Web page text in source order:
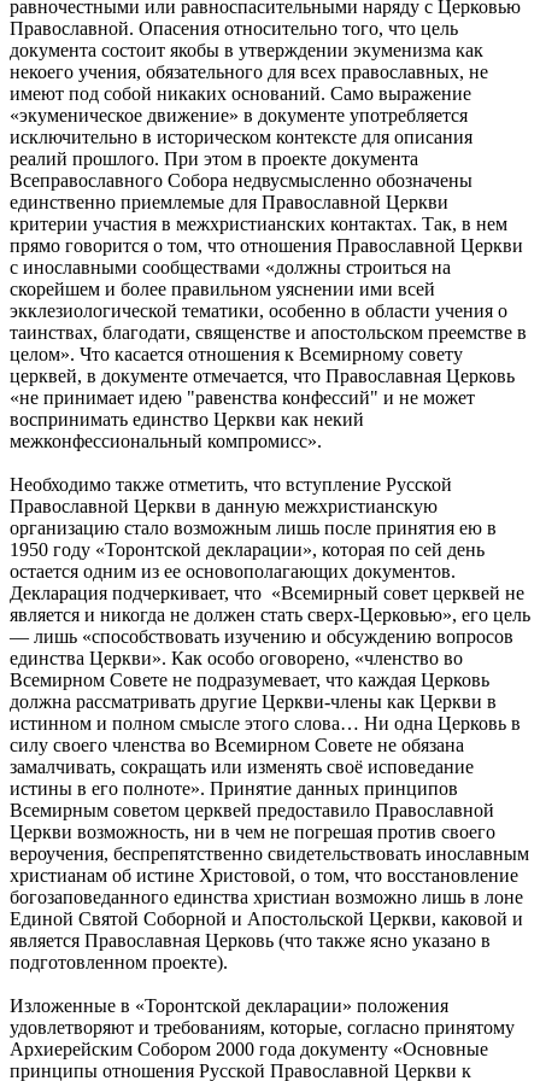
равночестными или равноспасительными наряду с Церковью
Православной. Опасения относительно того, что цель
документа состоит якобы в утверждении экуменизма как
некоего учения, обязательного для всех православных, не
имеют под собой никаких оснований. Само выражение
«экуменическое движение» в документе употребляется
исключительно в историческом контексте для описания
реалий прошлого. При этом в проекте документа
Всеправославного Собора недвусмысленно обозначены
единственно приемлемые для Православной Церкви
критерии участия в межхристианских контактах. Так, в нем
прямо говорится о том, что отношения Православной Церкви
с инославными сообществами «должны строиться на
скорейшем и более правильном уяснении ими всей
экклезиологической тематики, особенно в области учения о
таинствах, благодати, священстве и апостольском преемстве в
целом». Что касается отношения к Всемирному совету
церквей, в документе отмечается, что Православная Церковь
«не принимает идею "равенства конфессий" и не может
воспринимать единство Церкви как некий
межконфессиональный компромисс».
Необходимо также отметить, что вступление Русской
Православной Церкви в данную межхристианскую
организацию стало возможным лишь после принятия ею в
1950 году «Торонтской декларации», которая по сей день
остается одним из ее основополагающих документов.
Декларация подчеркивает, что «Всемирный совет церквей не
является и никогда не должен стать сверх-Церковью», его цель
— лишь «способствовать изучению и обсуждению вопросов
единства Церкви». Как особо оговорено, «членство во
Всемирном Совете не подразумевает, что каждая Церковь
должна рассматривать другие Церкви-члены как Церкви в
истинном и полном смысле этого слова… Ни одна Церковь в
силу своего членства во Всемирном Совете не обязана
замалчивать, сокращать или изменять своё исповедание
истины в его полноте». Принятие данных принципов
Всемирным советом церквей предоставило Православной
Церкви возможность, ни в чем не погрешая против своего
вероучения, беспрепятственно свидетельствовать инославным
христианам об истине Христовой, о том, что восстановление
богозаповеданного единства христиан возможно лишь в лоне
Единой Святой Соборной и Апостольской Церкви, каковой и
является Православная Церковь (что также ясно указано в
подготовленном проекте).
Изложенные в «Торонтской декларации» положения
удовлетворяют и требованиям, которые, согласно принятому
Архиерейским Собором 2000 года документу «Основные
принципы отношения Русской Православной Церкви к